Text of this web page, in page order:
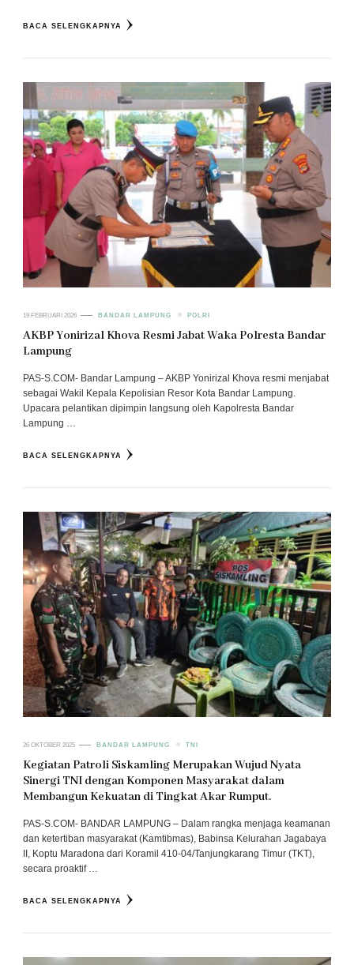
BACA SELENGKAPNYA
19 FEBRUARI 2026 BANDAR LAMPUNG POLRI
AKBP Yonirizal Khova Resmi Jabat Waka Polresta Bandar
Lampung
PAS-S.COM- Bandar Lampung – AKBP Yonirizal Khova resmi menjabat
sebagai Wakil Kepala Kepolisian Resor Kota Bandar Lampung.
Upacara pelantikan dipimpin langsung oleh Kapolresta Bandar
Lampung …
BACA SELENGKAPNYA
26 OKTOBER 2025 BANDAR LAMPUNG TNI
Kegiatan Patroli Siskamling Merupakan Wujud Nyata
Sinergi TNI dengan Komponen Masyarakat dalam
Membangun Kekuatan di Tingkat Akar Rumput.
PAS-S.COM- BANDAR LAMPUNG – Dalam rangka menjaga keamanan
dan ketertiban masyarakat (Kamtibmas), Babinsa Kelurahan Jagabaya
II, Koptu Maradona dari Koramil 410-04/Tanjungkarang Timur (TKT),
secara proaktif …
BACA SELENGKAPNYA